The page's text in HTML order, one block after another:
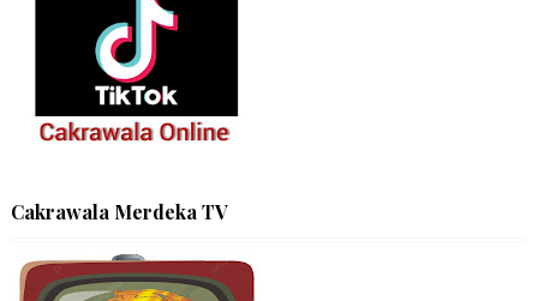
Cakrawala Merdeka TV